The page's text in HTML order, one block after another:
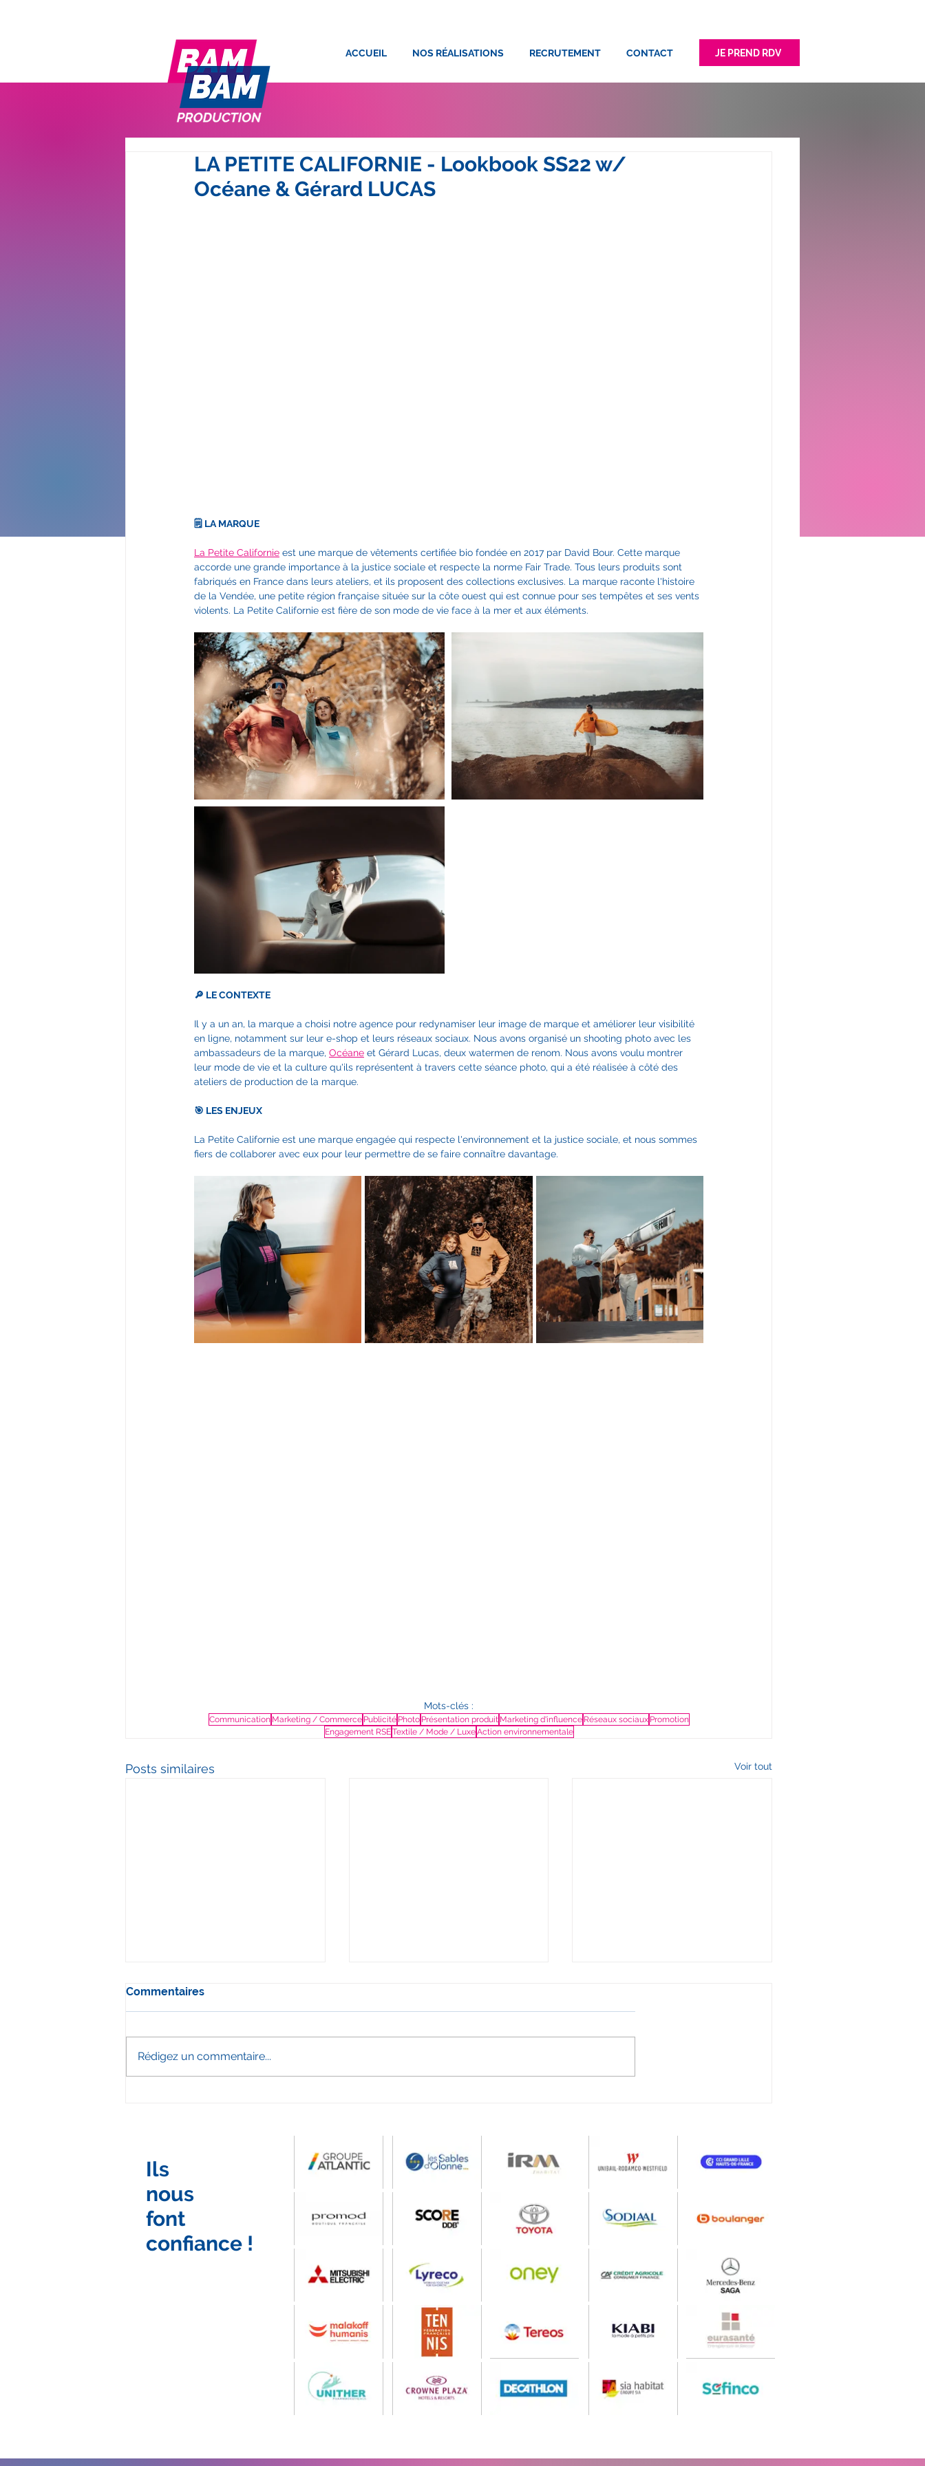
JE PREND RDV
LA PETITE CALIFORNIE - Lookbook SS22 w/
Océane & Gérard LUCAS
🗒️ LA MARQUE
La Petite Californie est une marque de vêtements certifiée bio fondée en 2017 par David Bour. Cette marque
accorde une grande importance à la justice sociale et respecte la norme Fair Trade. Tous leurs produits sont
fabriqués en France dans leurs ateliers, et ils proposent des collections exclusives. La marque raconte l'histoire
de la Vendée, une petite région française située sur la côte ouest qui est connue pour ses tempêtes et ses vents
violents. La Petite Californie est fière de son mode de vie face à la mer et aux éléments.
🔎 LE CONTEXTE
Il y a un an, la marque a choisi notre agence pour redynamiser leur image de marque et améliorer leur visibilité
en ligne, notamment sur leur e-shop et leurs réseaux sociaux. Nous avons organisé un shooting photo avec les
ambassadeurs de la marque, Océane et Gérard Lucas, deux watermen de renom. Nous avons voulu montrer
leur mode de vie et la culture qu'ils représentent à travers cette séance photo, qui a été réalisée à côté des
ateliers de production de la marque.
🎯 LES ENJEUX
La Petite Californie est une marque engagée qui respecte l'environnement et la justice sociale, et nous sommes
fiers de collaborer avec eux pour leur permettre de se faire connaître davantage.
Mots-clés :
Communication Marketing / Commerce Publicité Photo Présentation produit Marketing d'influence Réseaux sociaux Promotion
Engagement RSETextile / Mode / LuxeAction environnementale
Posts similaires Voir tout
BAM PRODUCTION
BAM PRODUCTION
Commentaires
Rédigez un commentaire...
Ils
nous
font
confiance !
ACCUEIL NOS RÉALISATIONS RECRUTEMENT CONTACT